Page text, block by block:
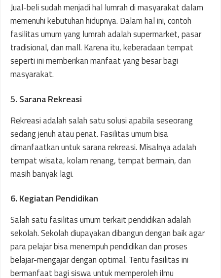
Jual-beli sudah menjadi hal lumrah di masyarakat dalam
memenuhi kebutuhan hidupnya. Dalam hal ini, contoh
fasilitas umum yang lumrah adalah supermarket, pasar
tradisional, dan mall. Karena itu, keberadaan tempat
seperti ini memberikan manfaat yang besar bagi
masyarakat.
5. Sarana Rekreasi
Rekreasi adalah salah satu solusi apabila seseorang
sedang jenuh atau penat. Fasilitas umum bisa
dimanfaatkan untuk sarana rekreasi. Misalnya adalah
tempat wisata, kolam renang, tempat bermain, dan
masih banyak lagi.
6. Kegiatan Pendidikan
Salah satu fasilitas umum terkait pendidikan adalah
sekolah. Sekolah diupayakan dibangun dengan baik agar
para pelajar bisa menempuh pendidikan dan proses
belajar-mengajar dengan optimal. Tentu fasilitas ini
bermanfaat bagi siswa untuk memperoleh ilmu